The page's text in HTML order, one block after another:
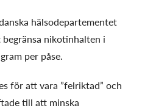
hälsodepartementet
begränsa nikotinhalten i
per påse.
för att vara ”felriktad” och
till att minska